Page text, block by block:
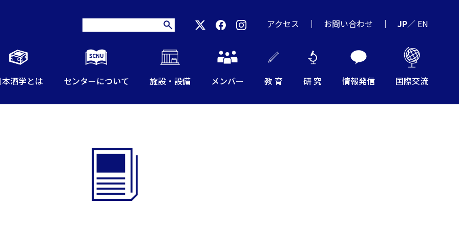
酒学とは センターについて 施設・設備 メンバー 教 育 研 究 情報発信 国際交流
アクセス お問い合わせ JP／ EN